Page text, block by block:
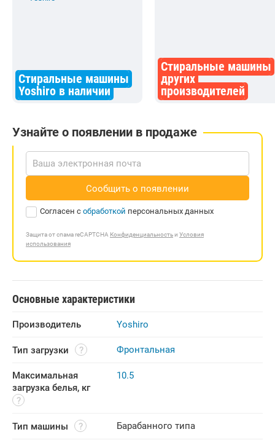
Стиральные машины
Yoshiro в наличии
Стиральные машины
других
производителей
Узнайте о появлении в продаже
Сообщить о появлении
Согласен с обработкой персональных данных
Защита от спама reCAPTCHA Конфиденциальностьи Условия
использования
Основные характеристики
Производитель Yoshiro
Тип загрузки Фронтальная
Максимальная
загрузка белья, кг
10.5
Тип машины Барабанного типа